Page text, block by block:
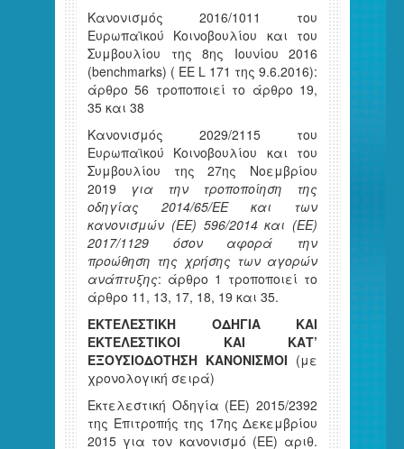
Κανονισμός 2016/1011 του
Ευρωπαϊκού Κοινοβουλίου και του
Συμβουλίου της 8ης Ιουνίου 2016
(benchmarks) ( ΕΕ L 171 της 9.6.2016):
άρθρο 56 τροποποιεί το άρθρο 19,
35 και 38
Κανονισμός 2029/2115 του
Ευρωπαϊκού Κοινοβουλίου και του
Συμβουλίου της 27ης Νοεμβρίου
2019 για την τροποποίηση της
οδηγίας 2014/65/ΕΕ και των
κανονισμών (ΕΕ) 596/2014 και (ΕΕ)
2017/1129 όσον αφορά την
προώθηση της χρήσης των αγορών
ανάπτυξης: άρθρο 1 τροποποιεί το
άρθρο 11, 13, 17, 18, 19 και 35.
ΕΚΤΕΛΕΣΤΙΚΗ ΟΔΗΓΙΑ ΚΑΙ
ΕΚΤΕΛΕΣΤΙΚΟΙ ΚΑΙ ΚΑΤ’
ΕΞΟΥΣΙΟΔΟΤΗΣΗ ΚΑΝΟΝΙΣΜΟΙ (με
χρονολογική σειρά)
Εκτελεστική Οδηγία (EE) 2015/2392
της Επιτροπής της 17ης Δεκεμβρίου
2015 για τον κανονισμό (ΕΕ) αριθ.